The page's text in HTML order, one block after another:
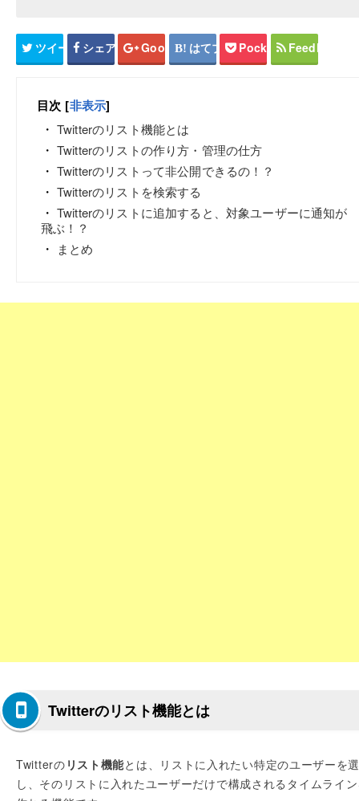
ツイート シェア Google+ はてブ Pocket Feedly
目次 [非表示]
Twitterのリスト機能とは
Twitterのリストの作り方・管理の仕方
Twitterのリストって非公開できるの！？
Twitterのリストを検索する
Twitterのリストに追加すると、対象ユーザーに通知が
飛ぶ！？
まとめ
Twitterのリスト機能とは
Twitterの リスト機能とは、リストに入れたい特定のユーザーを
し、そのリストに入れたユーザーだけで構成されるタイムライ